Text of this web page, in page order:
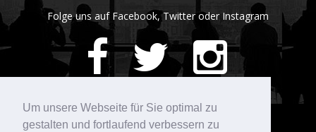
Um unsere Webseite für Sie optimal zu
gestalten und fortlaufend verbessern zu
Folge uns auf Facebook, Twitter oder Instagram
420Bewertungen auf ProvenExpert.com